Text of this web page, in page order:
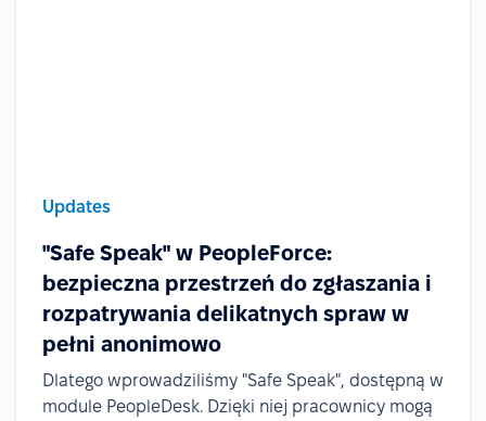
Updates
"Safe Speak" w PeopleForce:
bezpieczna przestrzeń do zgłaszania i
rozpatrywania delikatnych spraw w
pełni anonimowo
Dlatego wprowadziliśmy "Safe Speak", dostępną w
module PeopleDesk. Dzięki niej pracownicy mogą